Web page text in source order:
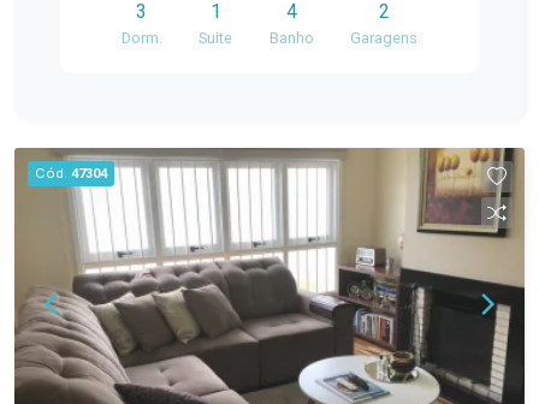
integrada com a sala, criando um ambiente
acolhedor e sociável Lareira para aquecer os dias
tranquilidade Lavanderia para mais comodidade
nas tarefas diárias Características Adicionais:
Ambientes amplos e bem iluminados
Acabamentos de alta qualidade Localização
tranquila e segura, na famosa Colina do Sol Para
mais informações e agendar uma visita, entre em
contato! Não deixe passar essa chance de viver
com mais conforto e qualidade de vida!
3
Dorm.
1
Suite
4
Banho
2
Garagens
Cód. 47304